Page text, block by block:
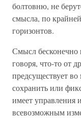
болтовню, не
смысла, по
горизонтов.
Смысл бесконечно
говоря, что-то от
предсуществует
сохранить или
имеет управления
всевозможным